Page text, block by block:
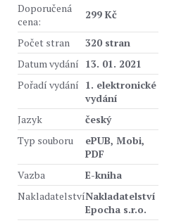
Doporučená
cena:
299 Kč
Počet stran
320 stran
Datum vydání 13. 01. 2021
Pořadí vydání 1. elektronické
vydání
Jazyk
český
Typ souboru
ePUB, Mobi,
PDF
Vazba
E-kniha
NakladatelstvíNakladatelství
Epocha s.r.o.